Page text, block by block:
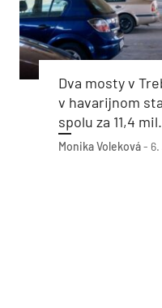
Dva mosty v
v havarijnom
spolu za 11,4
Monika Voleková-